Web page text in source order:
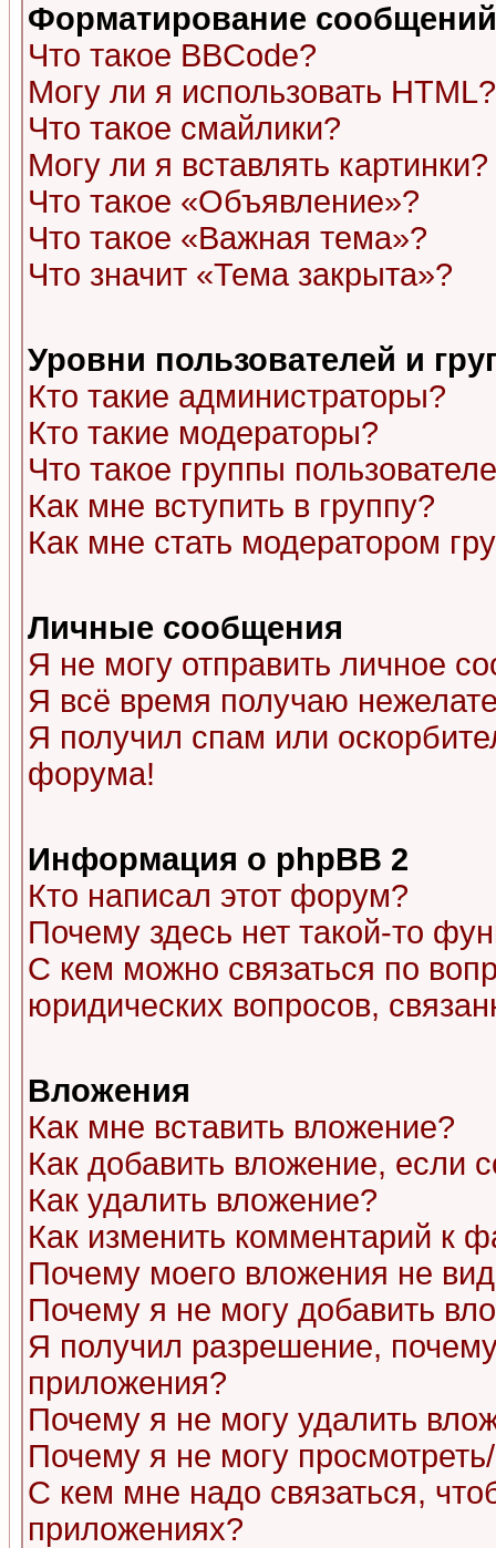
Форматирование
Что такое BBCode?
Могу ли я использовать HTML?
Что такое смайлики?
Могу ли я вставлять картинки?
Что такое «Объявление»?
Что такое «Важная тема»?
Что значит «Тема закрыта»?
Уровни пользователей и
Кто такие администраторы?
Кто такие модераторы?
Что такое группы
Как мне вступить в группу?
Как мне стать модератором
Личные сообщения
Я не могу отправить личное
Я всё время получаю
Я получил спам или
форума!
Информация о phpBB 2
Кто написал этот форум?
Почему здесь нет такой-то
С кем можно связаться по
юридических вопросов,
Вложения
Как мне вставить вложение?
Как добавить вложение, если
Как удалить вложение?
Как изменить комментарий к
Почему моего вложения не
Почему я не могу добавить
Я получил разрешение,
приложения?
Почему я не могу удалить
Почему я не могу
С кем мне надо связаться,
приложениях?